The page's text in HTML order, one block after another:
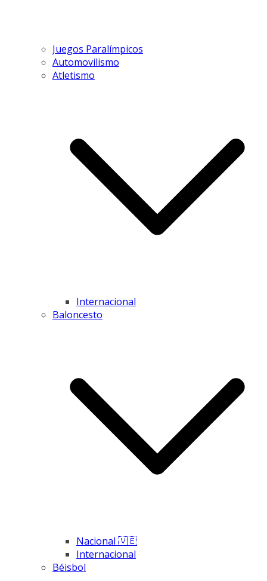
Juegos Paralímpicos
Automovilismo
Atletismo
Internacional
Baloncesto
Nacional 🇻🇪
Internacional
Béisbol